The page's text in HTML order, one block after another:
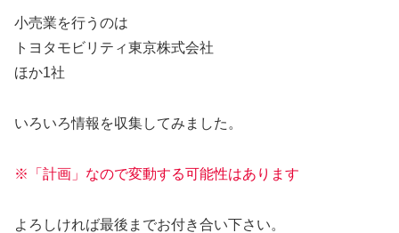
小売業を行うのは
トヨタモビリティ東京株式会社
ほか1社
いろいろ情報を収集してみました。
※「計画」なので変動する可能性はあります
よろしければ最後までお付き合い下さい。